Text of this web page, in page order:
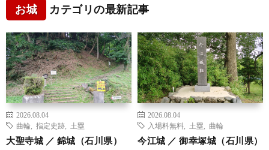
お城 カテゴリの最新記事
2026.08.04
曲輪
指定史跡 土塁
大聖寺城 ／ 錦城（石川県）
2026.08.04
入場料無料
土塁 曲輪
今江城 ／ 御幸塚城（石川県）